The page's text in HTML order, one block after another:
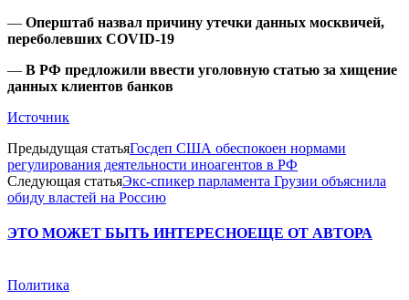
— Оперштаб назвал причину утечки данных москвичей,
переболевших COVID-19
— В РФ предложили ввести уголовную статью за хищение
данных клиентов банков
Источник
Предыдущая статьяГосдеп США обеспокоен нормами
регулирования деятельности иноагентов в РФ
Следующая статьяЭкс-спикер парламента Грузии объяснила
обиду властей на Россию
ЭТО МОЖЕТ БЫТЬ ИНТЕРЕСНОЕЩЕ ОТ АВТОРА
Политика